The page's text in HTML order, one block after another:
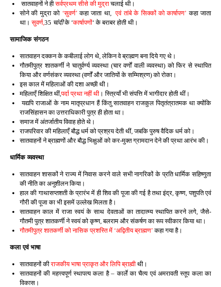
सातवाहनों ने हीसर्वप्रथम सीसे की मुद्राचलाई थी।
सोने की मुद्रा को ‘सुवर्ण’ कहा जाता था, एवं तांबे के सिक्कों को कार्षापण’ कहा जाता
था।सुवर्ण, 35 चांदीके ‘कार्षापणों‘ के बराबर होती थी।
सामाजिक संगठन
सातवाहन दक्कन के कबीलाई लोग थे, लेकिन वे ब्राह्मण बना दिये गए थे।
गौतमीपुत्र शातकर्णी ने चातुर्वर्ण्य व्यवस्था (चार वर्णों वाली व्यवस्था) को फिर से स्थापित
किया और वर्णसंकर व्यवस्था (वर्णों और जातियों के सम्मिश्रण) को रोका।
इस काल में महिलाओं की दशा अच्छी थी।
महिलाएँ शिक्षित थीं,पर्दा प्रथा नहीं थी । स्त्रियाँ भी संपत्ति में भागीदार होती थीं।
यद्यपि राजाओं के नाम मातृप्रधान हैं किंतु सातवाहन राजकुल पितृतंत्रातमक था क्योंकि
राजसिंहासन का उत्तराधिकारी पुत्र ही होता था।
समाज में अंतर्जातीय विवाह होते थे।
राजपरिवार की महिलाएँ बौद्ध धर्म को प्रश्रय देती थीं, जबकि पुरुष वैदिक धर्म को।
सातवाहनों ने ब्राह्मणों और बौद्ध भिक्षुओं को कर-मुक्त ग्रामदान देने की प्रथा आरंभ की।
धार्मिक व्यवस्था
सातवाहन शासकों ने राज्य में निवास करने वाले सभी नागरिकों के प्रति धार्मिक सहिष्णुता
की नीति का अनुशीलन किया।
हाल की गाथासप्तशती के प्रारंभ में ही शिव की पूजा की गई है तथा इंद्र, कृष्ण, पशुपति एवं
गौरी की पूजा का भी इसमें उल्लेख मिलता है।
सातवाहन काल में राजा स्वयं के साथ देवताओं का तादात्म्य स्थापित करने लगे, जैसे-
गौतमी पुत्र शातकर्णी ने स्वयं को कृष्ण, बलराम और संकर्षण का रूप स्वीकार किया था।
गौतमीपुत्र शातकर्णी को नासिक प्रशस्ति में ‘अद्वितीय ब्राह्मण’ कहा गया है।
कला एवं भाषा
सातवाहनों कीराजकीय भाषा प्राकृत और लिपि ब्राह्मी थी।
सातवाहनों की महत्त्वपूर्ण स्थापत्य कला है – कार्ले का चैत्य एवं अमरावती स्तूप कला का
विकास।